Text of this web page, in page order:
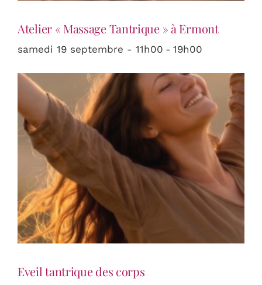
Atelier « Massage Tantrique » à Ermont
samedi 19 septembre - 11h00 - 19h00
Eveil tantrique des corps